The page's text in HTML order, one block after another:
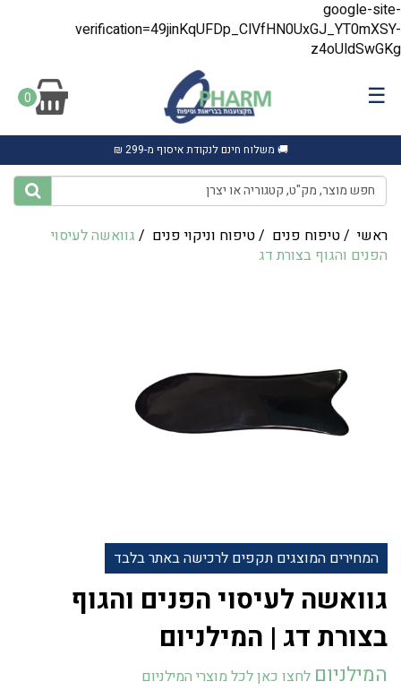
google-site-
verification=49jinKqUFDp_ClVfHN0UxGJ_YT0mXSY-
z4oUldSwGKg
☰
0
🚚 משלוח חינם לנקודת איסוף מ-299 ₪
ראשי /טיפוח פנים /טיפוח וניקוי פנים / גוואשה לעיסוי
הפנים והגוף בצורת דג
המחירים המוצגים תקפים לרכישה באתר בלבד
גוואשה לעיסוי הפנים והגוף
בצורת דג | המילניום
המילניום לחצו כאן לכל מוצרי המילניום